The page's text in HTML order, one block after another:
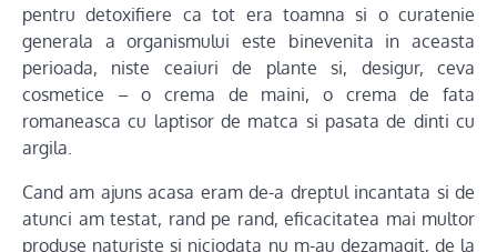
pentru detoxifiere ca tot era toamna si o curatenie
generala a organismului este binevenita in aceasta
perioada, niste ceaiuri de plante si, desigur, ceva
cosmetice – o crema de maini, o crema de fata
romaneasca cu laptisor de matca si pasata de dinti cu
argila.
Cand am ajuns acasa eram de-a dreptul incantata si de
atunci am testat, rand pe rand, eficacitatea mai multor
produse naturiste si niciodata nu m-au dezamagit, de la